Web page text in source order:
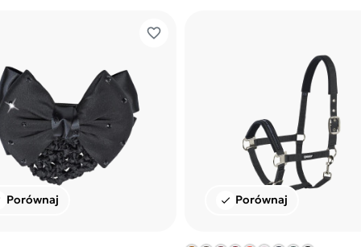
favorite_border
Porównaj check Porównaj